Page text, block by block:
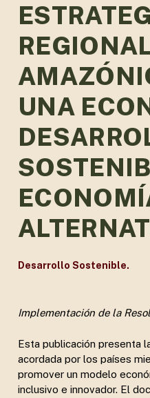
UNA
Desarrollo Sostenible.
Implementación de la
Esta publicación presenta
acordada por los países
promover un modelo
inclusivo e innovador. El